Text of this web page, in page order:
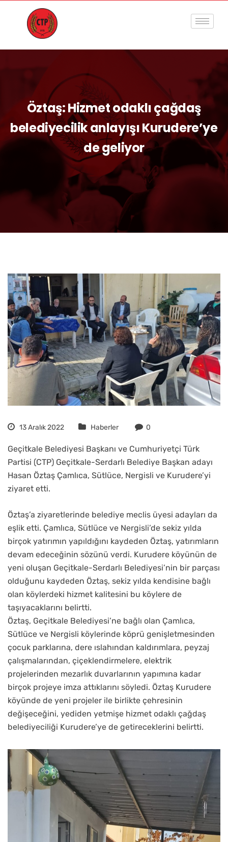
Öztaş: Hizmet odaklı çağdaş
belediyecilik anlayışı Kurudere’ye
de geliyor
13 Aralık 2022 Haberler 0
Geçitkale Belediyesi Başkanı ve Cumhuriyetçi Türk
Partisi (CTP) Geçitkale-Serdarlı Belediye Başkan adayı
Hasan Öztaş Çamlıca, Sütlüce, Nergisli ve Kurudere’yi
ziyaret etti.
Öztaş’a ziyaretlerinde belediye meclis üyesi adayları da
eşlik etti. Çamlıca, Sütlüce ve Nergisli’de sekiz yılda
birçok yatırımın yapıldığını kaydeden Öztaş, yatırımların
devam edeceğinin sözünü verdi. Kurudere köyünün de
yeni oluşan Geçitkale-Serdarlı Belediyesi’nin bir parçası
olduğunu kaydeden Öztaş, sekiz yılda kendisine bağlı
olan köylerdeki hizmet kalitesini bu köylere de
taşıyacaklarını belirtti.
Öztaş, Geçitkale Belediyesi’ne bağlı olan Çamlıca,
Sütlüce ve Nergisli köylerinde köprü genişletmesinden
çocuk parklarına, dere ıslahından kaldırımlara, peyzaj
çalışmalarından, çiçeklendirmelere, elektrik
projelerinden mezarlık duvarlarının yapımına kadar
birçok projeye imza attıklarını söyledi. Öztaş Kurudere
köyünde de yeni projeler ile birlikte çehresinin
değişeceğini, yediden yetmişe hizmet odaklı çağdaş
belediyeciliği Kurudere’ye de getireceklerini belirtti.